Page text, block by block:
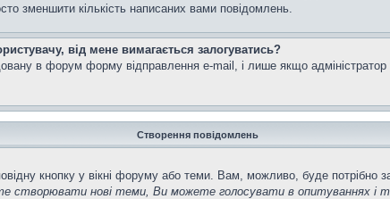
зменшити кількість написаних вами повідомлень.
від мене вимагається залогуватись?
в форум форму відправлення e-mail, і лише якщо
Створення повідомлень
кнопку у вікні форуму або теми. Вам, можливо, буде потрібно
створювати нові теми, Ви можете голосувати в опитуваннях і